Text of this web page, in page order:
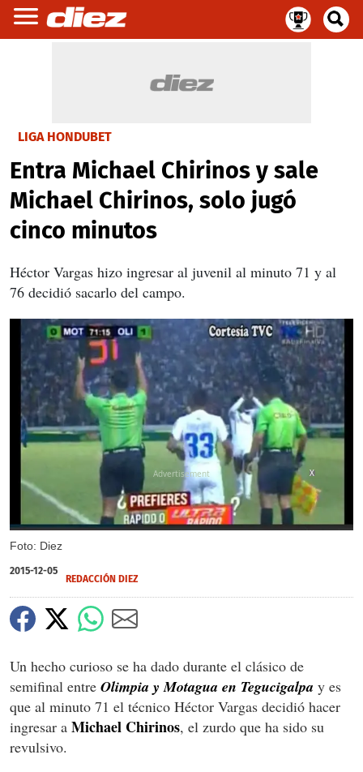
LIGA HONDUBET
Entra Michael Chirinos y sale
Michael Chirinos, solo jugó
cinco minutos
Héctor Vargas hizo ingresar al juvenil al minuto 71 y al
76 decidió sacarlo del campo.
Foto: Diez
X
2015-12-05
REDACCIÓN DIEZ
Un hecho curioso se ha dado durante el clásico de
semifinal entre Olimpia y Motagua en Tegucigalpa y es
que al minuto 71 el técnico Héctor Vargas decidió hacer
ingresar a Michael Chirinos, el zurdo que ha sido su
revulsivo.